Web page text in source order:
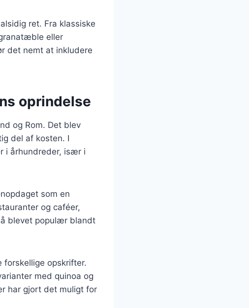
ret. Fra klassiske
eller
det nemt at inkludere
oprindelse
og Rom. Det blev
del af kosten. I
i århundreder, især i
som en
og caféer,
blevet populær blandt
forskellige opskrifter.
med quinoa og
har gjort det muligt for